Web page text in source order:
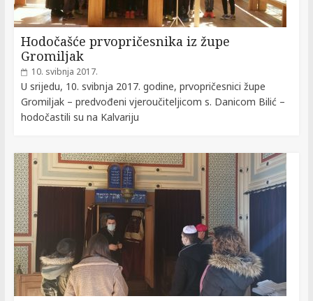
Hodočašće prvopričesnika iz župe
Gromiljak
10. svibnja 2017.
U srijedu, 10. svibnja 2017. godine, prvopričesnici župe
Gromiljak – predvođeni vjeroučiteljicom s. Danicom Bilić –
hodočastili su na Kalvariju